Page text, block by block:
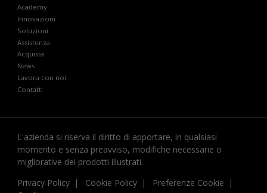
Academy
Innovazioni
Soluzioni
Assistenza
Acquista
News
Lavora con noi
Contatti
L'azienda si riserva il diritto di apportare, in qualsiasi
momento e senza preavviso, modifiche necessarie o
migliorative dei prodotti illustrati.
Privacy Policy
Cookie Policy
Preferenze Cookie